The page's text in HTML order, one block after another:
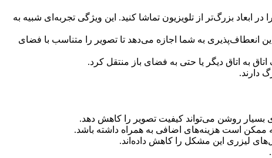
ابعاد بزرگ‌تر از تلویزیون تماشا کنید. این ویژگی تجربه‌ای شبیه به
این انعطاف‌پذیری به شما اجازه می‌دهد تا تصویر را متناسب با فضای
به اتاق دیگر یا حتی به فضای باز منتقل کرد.
دارند.
بسیار روشن می‌تواند کیفیت تصویر را کاهش دهد.
ممکن است هزینه‌های اضافی به همراه داشته باشد.
لیزری این مشکل را کاهش داده‌اند.